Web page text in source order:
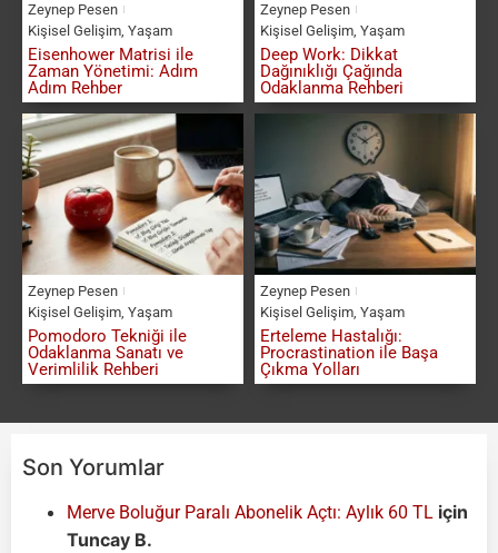
Zeynep Pesen
Kişisel Gelişim, Yaşam
Eisenhower Matrisi ile
Zaman Yönetimi: Adım
Adım Rehber
Zeynep Pesen
Kişisel Gelişim, Yaşam
Deep Work: Dikkat
Dağınıklığı Çağında
Odaklanma Rehberi
Zeynep Pesen
Kişisel Gelişim, Yaşam
Pomodoro Tekniği ile
Odaklanma Sanatı ve
Verimlilik Rehberi
Zeynep Pesen
Kişisel Gelişim, Yaşam
Erteleme Hastalığı:
Procrastination ile Başa
Çıkma Yolları
Son Yorumlar
Merve Boluğur Paralı Abonelik Açtı: Aylık 60 TL için
Tuncay B.